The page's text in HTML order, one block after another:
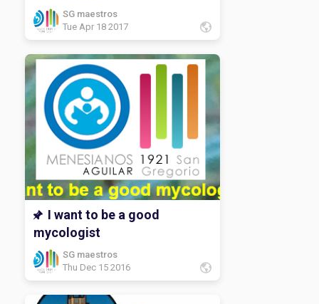
SG maestros
Tue Apr 18 2017
I want to be a good
mycologist
SG maestros
Thu Dec 15 2016